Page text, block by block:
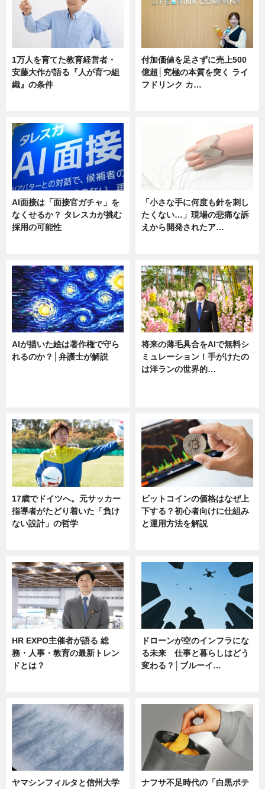
1万人を育てた教育経営者・
安藤大作が語る『人が育つ組
織』の条件
付加価値を足さずに売上500
億超│究極の本質を突く ライ
フドリンク カ…
AI面接は「面接官ガチャ」を
なくせるか？ タレスカが挑む
採用の可能性
「小さな手に何度も針を刺し
たくない…」現場の悲痛な訴
えから開発されたア…
AIが描いた絵は著作権で守ら
れるのか？│弁護士が解説
将来の薄毛具合をAIで無料シ
ミュレーション！手がけたの
は洋ランの世界的…
17歳でドイツへ。元サッカー
指導者がたどり着いた「負け
ない設計」の哲学
ビットコインの価格はなぜ上
下する？初心者向けに仕組み
と運用方法を解説
HR EXPO主催者が語る 総
務・人事・教育の最新トレン
ドとは？
ドローンが空のインフラにな
る未来 仕事と暮らしはどう
変わる？│ブルーイ…
ヤマシンフィルタと信州大学 ナフサ不足時代の「白黒ポテ